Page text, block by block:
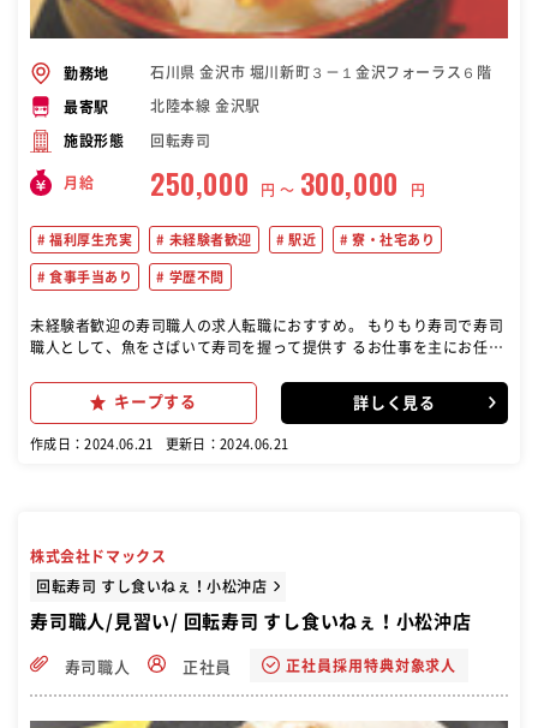
勤務地 石川県 金沢市 堀川新町３－１金沢フォーラス６階
最寄駅 北陸本線 金沢駅
施設形態 回転寿司
月給 250,000 円 〜 300,000 円
福利厚生充実 未経験者歓迎 駅近 寮・社宅あり
食事手当あり 学歴不問
未経験者歓迎の寿司職人の求人転職におすすめ。 もりもり寿司で寿司
職人として、魚をさばいて寿司を握って提供す るお仕事を主にお任せ
入れや仕込み／在庫管理／店内清掃／メニ ュー開発など【入社後の研
修内容】まずは全体の流れを掴んでいた だくため、ホールや洗い場か
きます。６か月～実際に回転レーン の中に入り、お客様の前で握りの
た実績もあり【変更範囲： 変更なし】（オンライン自主応募の場合、
紹介状は不要です）
キープする 詳しく見る
作成日：2024.06.21 更新日：2024.06.21
株式会社ドマックス
回転寿司 すし食いねぇ！小松沖店
寿司職人/見習い/ 回転寿司 すし食いねぇ！小松沖店
寿司職人 正社員 正社員採用特典対象求人